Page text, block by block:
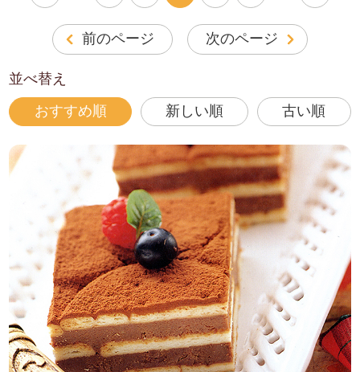
前のページ 次のページ
並べ替え
おすすめ順 新しい順 古い順